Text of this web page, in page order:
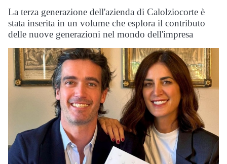
La terza generazione dell'azienda di Calolziocorte è
stata inserita in un volume che esplora il contributo
delle nuove generazioni nel mondo dell'impresa